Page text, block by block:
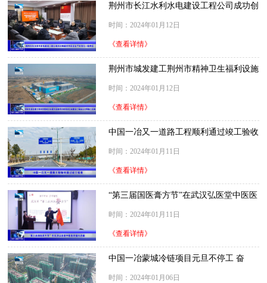
荆州市长江水利水电建设工程公司成功创
时间：2024年01月12日
《查看详情》
荆州市城发建工荆州市精神卫生福利设施
榜
时间：2024年01月12日
《查看详情》
中国一冶又一道路工程顺利通过竣工验收
时间：2024年01月11日
《查看详情》
“第三届国医膏方节”在武汉弘医堂中医医
时间：2024年01月11日
《查看详情》
中国一冶蒙城冷链项目元旦不停工 奋
时间：2024年01月06日